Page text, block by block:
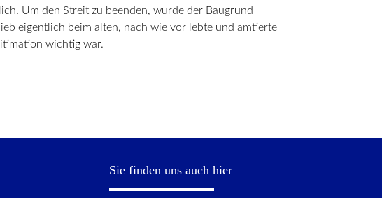
Um den Streit zu beenden, wurde der Baugrund
eigentlich beim alten, nach wie vor lebte und amtierte
wichtig war.
Sie finden uns auch hier